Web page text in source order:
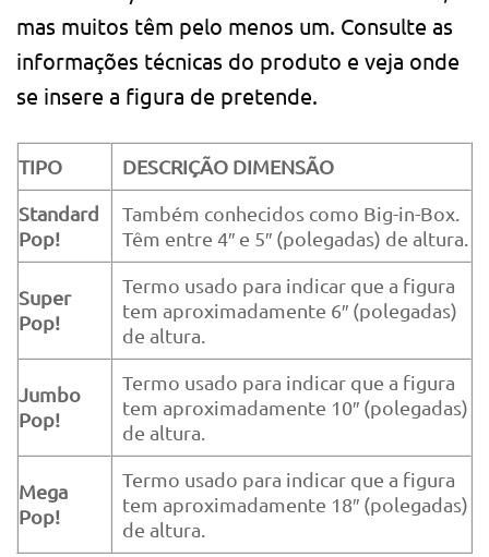
mas muitos têm pelo menos um. Consulte as
informações técnicas do produto e veja onde
se insere a figura de pretende.
TIPO DESCRIÇÃO DIMENSÃO
Standard
Pop!
Também conhecidos como Big-in-Box.
Têm entre 4″ e 5″ (polegadas) de altura.
Super
Pop!
Termo usado para indicar que a figura
tem aproximadamente 6″ (polegadas)
de altura.
Jumbo
Pop!
Termo usado para indicar que a figura
tem aproximadamente 10″ (polegadas)
de altura.
Mega
Pop!
Termo usado para indicar que a figura
tem aproximadamente 18″ (polegadas)
de altura.